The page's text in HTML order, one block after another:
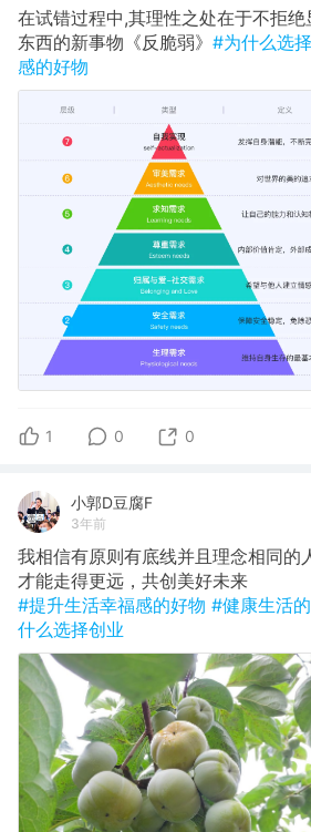
在试错过程中,其理性之处在于不拒
东西的新事物《反脆弱》 #为什么选
感的好物
1 0 0
小郭D豆腐F
3年前
我相信有原则有底线并且理念相同的
才能走得更远，共创美好未来
#提升生活幸福感的好物 #健康生活
什么选择创业